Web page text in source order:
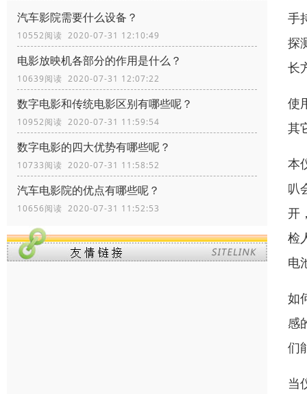
汽车影院需要什么设备？
10552阅读 2020-07-31 12:10:49
电影放映机各部分的作用是什么？
10639阅读 2020-07-31 12:07:22
数字电影和传统电影区别有哪些呢？
10952阅读 2020-07-31 11:59:54
数字电影的四大优势有哪些呢？
10733阅读 2020-07-31 11:58:52
汽车电影院的优点有哪些呢？
10656阅读 2020-07-31 11:52:53
手
探
长
使
其
本
叭
开
检
电
如
感
们
当